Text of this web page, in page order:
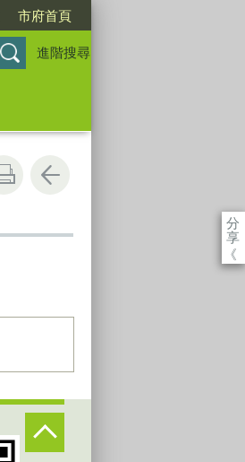
市府首頁
進階搜尋
分
享
《